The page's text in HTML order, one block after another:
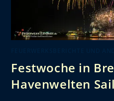
Festwoche in
Havenwelten Sail